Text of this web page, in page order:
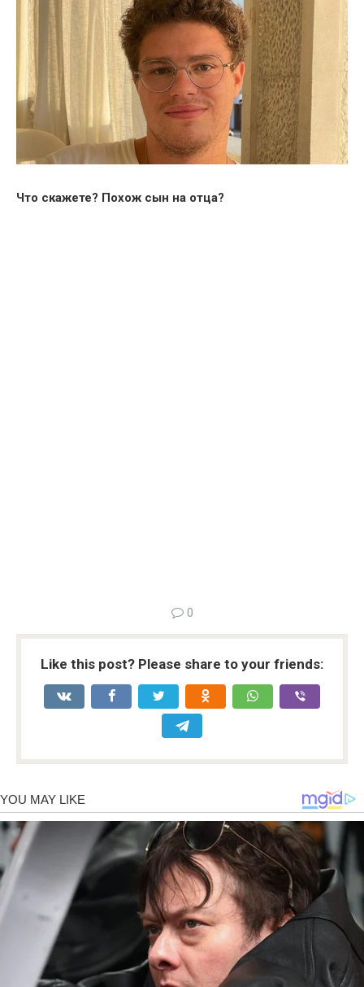
Что скажете? Похож сын на отца?
0
Like this post? Please share to your friends: